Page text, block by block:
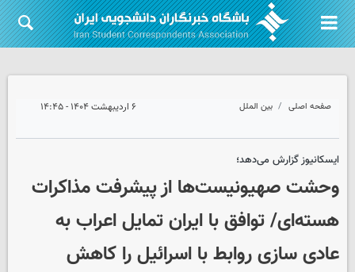
صفحه اصلی بین الملل ۶ اردیبهشت ۱۴۰۴ - ۱۴:۴۵
ایسکانیوز گزارش می‌دهد؛
وحشت صهیونیست‌ها از پیشرفت مذاکرات
هسته‌ای/ توافق با ایران تمایل اعراب به
عادی سازی روابط با اسرائیل را کاهش